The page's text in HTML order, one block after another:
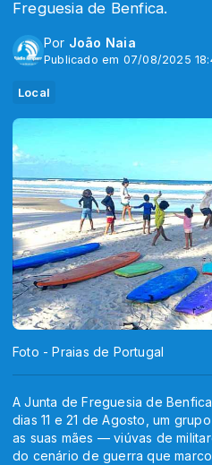
Freguesia de Benfica.
Por João Naia
Publicado em 07/08/2025
Local
Foto - Praias de Portugal
A Junta de Freguesia de
dias 11 e 21 de Agosto, um
as suas mães — viúvas de
do cenário de guerra que